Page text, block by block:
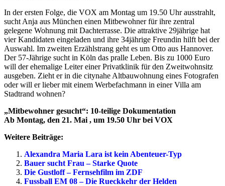
In der ersten Folge, die VOX am Montag um 19.50 Uhr ausstrahlt,
sucht Anja aus München einen Mitbewohner für ihre zentral
gelegene Wohnung mit Dachterrasse. Die attraktive 29jährige hat
vier Kandidaten eingeladen und ihre 34jährige Freundin hilft bei der
Auswahl. Im zweiten Erzählstrang geht es um Otto aus Hannover.
Der 57-Jährige sucht in Köln das pralle Leben. Bis zu 1000 Euro
will der ehemalige Leiter einer Privatklinik für den Zweitwohnsitz
ausgeben. Zieht er in die citynahe Altbauwohnung eines Fotografen
oder will er lieber mit einem Werbefachmann in einer Villa am
Stadtrand wohnen?
„Mitbewohner gesucht“: 10-teilige Dokumentation
Ab Montag, den 21. Mai , um 19.50 Uhr bei VOX
Weitere Beiträge:
Alexandra Maria Lara ist kein Abenteuer-Typ
Bauer sucht Frau – Starke Quote
Die Gustloff – Fernsehfilm im ZDF
Fussball EM 08 – Die Rueckkehr der Helden